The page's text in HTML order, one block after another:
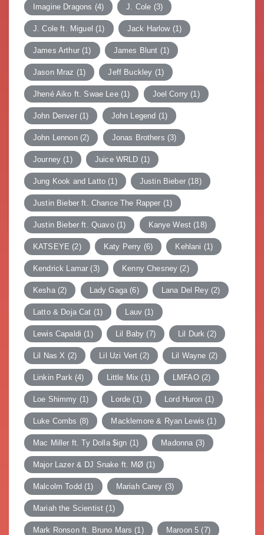
Imagine Dragons (4) J. Cole (3)
J. Cole ft. Miguel (1) Jack Harlow(1)
James Arthur(1) James Blunt (1)
Jason Mraz (1) Jeff Buckley (1)
Jhené Aiko ft. Swae Lee(1) Joel Corry (1)
John Denver(1) John Legend (1)
John Lennon(2) Jonas Brothers (3)
Journey (1) Juice WRLD (1)
Jung Kook and Latto (1) Justin Bieber(18)
Justin Bieber ft. Chance The Rapper (1)
Justin Bieber ft. Quavo(1) Kanye West (18)
KATSEYE (2) Katy Perry (6) Kehlani (1)
Kendrick Lamar (3) Kenny Chesney (2)
Kesha(2) Lady Gaga (6) Lana Del Rey(2)
Latto & Doja Cat (1) Lauv (1)
Lewis Capaldi (1) Lil Baby (7) Lil Durk (2)
Lil Nas X (2) Lil Uzi Vert (2) Lil Wayne (2)
Linkin Park (4) Little Mix (1) LMFAO(2)
Loe Shimmy (1) Lorde (1) Lord Huron (1)
Luke Combs (8) Macklemore & Ryan Lewis (1)
Mac Miller ft. Ty Dolla $ign (1) Madonna (3)
Major Lazer & DJ Snake ft. MØ (1)
Malcolm Todd (1) Mariah Carey (3)
Mariah the Scientist (1)
Mark Ronson ft. Bruno Mars (1) Maroon 5 (7)